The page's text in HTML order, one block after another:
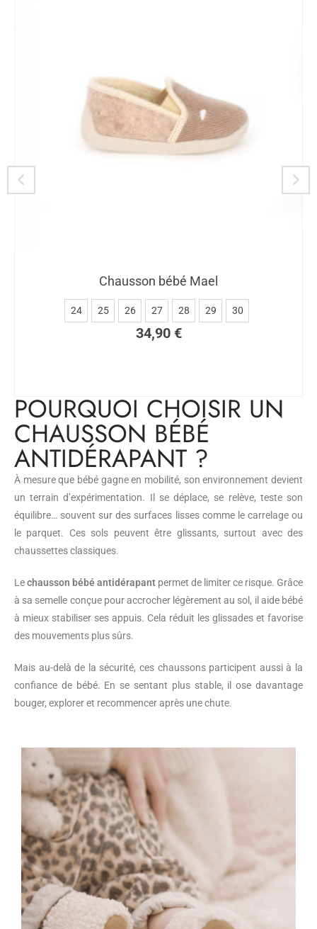
Chausson bébé Mael
24 25 26 27 28 29 30
34,90 €
POURQUOI CHOISIR UN
CHAUSSON BÉBÉ
ANTIDÉRAPANT ?
À mesure que bébé gagne en mobilité, son environnement devient
un terrain d’expérimentation. Il se déplace, se relève, teste son
équilibre… souvent sur des surfaces lisses comme le carrelage ou
le parquet. Ces sols peuvent être glissants, surtout avec des
chaussettes classiques.
Lechausson bébé antidérapant permet de limiter ce risque. Grâce
à sa semelle conçue pour accrocher légèrement au sol, il aide bébé
à mieux stabiliser ses appuis. Cela réduit les glissades et favorise
des mouvements plus sûrs.
Mais au-delà de la sécurité, ces chaussons participent aussi à la
confiance de bébé. En se sentant plus stable, il ose davantage
bouger, explorer et recommencer après une chute.